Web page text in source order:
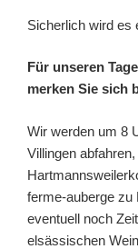
Sicherlich wird es
Für unseren
merken Sie sich
Wir werden um 8
Villingen
ferme-auberge zu
eventuell noch
elsässischen